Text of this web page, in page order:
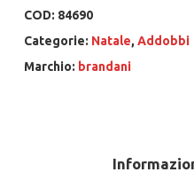
COD: 84690
Categorie: Natale, Addobbi
Marchio: brandani